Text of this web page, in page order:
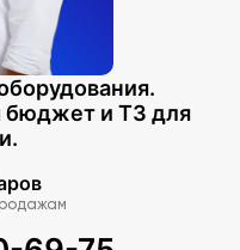
бюджет и ТЗ для